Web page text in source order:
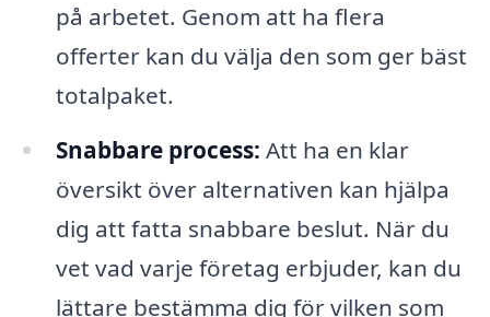
på arbetet. Genom att ha flera
offerter kan du välja den som ger bäst
totalpaket.
Snabbare process: Att ha en klar
översikt över alternativen kan hjälpa
dig att fatta snabbare beslut. När du
vet vad varje företag erbjuder, kan du
lättare bestämma dig för vilken som